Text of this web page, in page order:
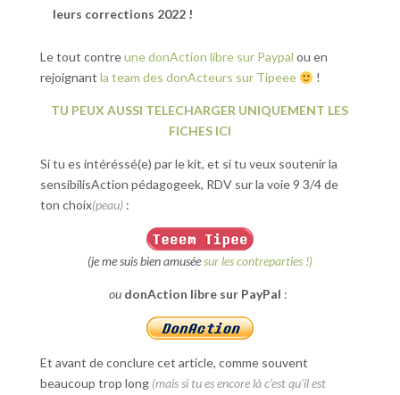
leurs corrections 2022 !
Le tout contreune donAction libre sur Paypal ou en
rejoignant la team des donActeurs sur Tipeee !
TU PEUX AUSSI TELECHARGER UNIQUEMENT LES
FICHES ICI
Si tu es intéréssé(e) par le kit, et si tu veux soutenir la
sensibilisAction pédagogeek, RDV sur la voie 9 3/4 de
ton choix(peau):
(je me suis bien amuséesur les contreparties !)
ou donAction libre sur PayPal :
Et avant de conclure cet article, comme souvent
beaucoup trop long (mais si tu es encore là c’est qu’il est